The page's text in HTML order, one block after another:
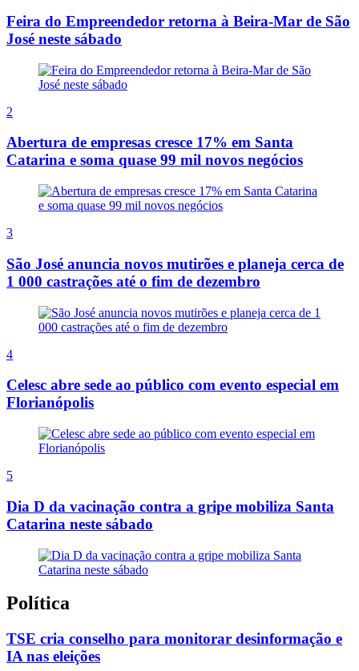
Feira do Empreendedor retorna à Beira-Mar de São
José neste sábado
2
Abertura de empresas cresce 17% em Santa
Catarina e soma quase 99 mil novos negócios
3
São José anuncia novos mutirões e planeja cerca de
1 000 castrações até o fim de dezembro
4
Celesc abre sede ao público com evento especial em
Florianópolis
5
Dia D da vacinação contra a gripe mobiliza Santa
Catarina neste sábado
Política
TSE cria conselho para monitorar desinformação e
IA nas eleições